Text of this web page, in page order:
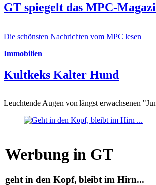
GT spiegelt das MPC-
Die schönsten Nachrichten vom MPC lesen
Immobilien
Kultkeks Kalter Hund
Leuchtende Augen von längst erwachsenen
Werbung in GT
geht in den Kopf, bleibt im Hirn...